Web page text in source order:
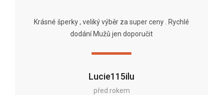
Lucie115ilu
před rokem
Krásné šperky , veliký výběr za super ceny . Rychlé
dodání Mužů jen doporučit